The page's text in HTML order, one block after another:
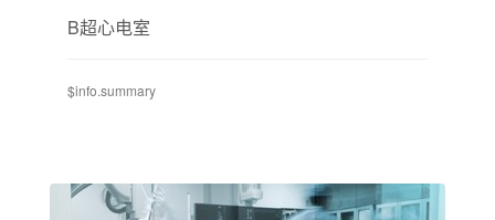
B超心电室
$info.summary